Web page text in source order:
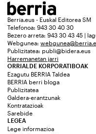
Berria.eus - Euskal Editorea SM
Telefonoa: 943 30 40 30
Bezero arreta: 943 30 43 45 |
Webgunea:
Publizitatea: publi@bidera.eus
Harremanetan jarri
ORRIALDE KORPORATIBOAK
Ezagutu BERRIA Taldea
BERRIA berri bloga
Publizitatea
Galdera-erantzunak
Kontratazioak
Sarebide
LEGEA
Lege informazioa